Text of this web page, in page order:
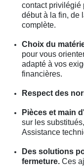
contact privilégié
début à la fin, de
complète.
Choix du
pour vous
adapté à vos
financières.
Respect des
Pièces et main
sur les
Assistance
Des solutions
fermeture. Ces